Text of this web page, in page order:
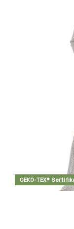
OEKO-TEX®